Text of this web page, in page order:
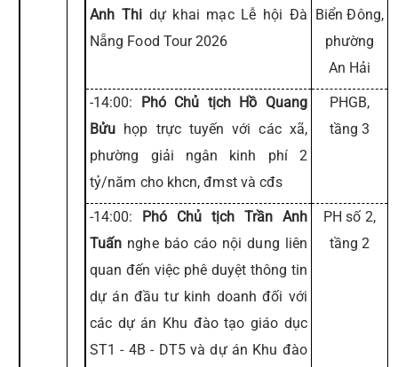
Anh Thi dự khai mạc Lễ hội Đà
Nẵng Food Tour 2026
Biển Đông,
phường
An Hải
-14:00: Phó Chủ tịch Hồ Quang
Bửu họp trực tuyến với các xã,
phường giải ngân kinh phí 2
tỷ/năm cho khcn, đmst và cđs
PHGB,
tầng 3
-14:00: Phó Chủ tịch Trần Anh
Tuấn nghe báo cáo nội dung liên
quan đến việc phê duyệt thông tin
dự án đầu tư kinh doanh đối với
các dự án Khu đào tạo giáo dục
ST1 - 4B - DT5 và dự án Khu đào
PH số 2,
tầng 2